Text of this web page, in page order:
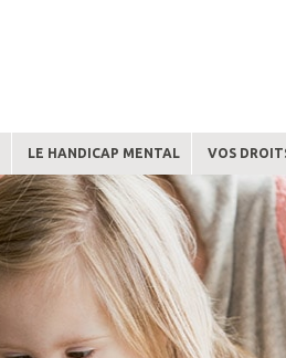
LE HANDICAP MENTAL VOS